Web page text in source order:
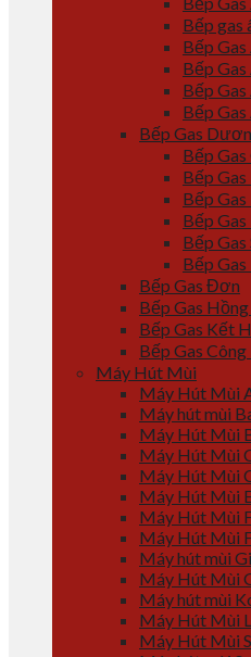
Bếp gas
Bếp Gas
Bếp Gas
Bếp Gas
Bếp Gas
Bếp Gas
Bếp Gas
Bếp
Bếp Gas
Bếp Gas
Bếp Gas
Bếp Gas
Bếp Gas Đơn
Bếp Gas
Bếp Gas Kết
Bếp Gas
Máy Hút Mùi
Máy Hút Mùi
Máy hút mùi
Máy Hút Mùi
Máy Hút Mùi
Máy Hút Mùi
Máy Hút Mùi
Máy Hút Mùi
Máy Hút Mùi
Máy hút mùi
Máy Hút Mùi
Máy hút mùi
Máy Hút Mùi
Máy Hút Mùi